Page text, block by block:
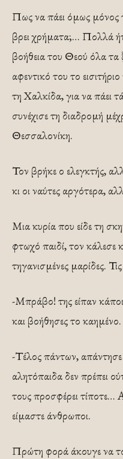
Πως να πάει όμως μόνος
βρει χρήματα;… Πολλά
βοήθεια του Θεού όλα τα
αφεντικό του το
τη Χαλκίδα, για να πάει
συνέχισε τη διαδρομή
Θεσσαλονίκη.
Τον βρήκε ο ελεγκτής,
κι οι ναύτες αργότερα,
Μια κυρία που είδε τη
φτωχό παιδί, τον κάλεσε
τηγανισμένες μαρίδες.
-Μπράβο! της είπαν
και βοήθησες το καημένο.
-Τέλος πάντων, απάντησε
αλητόπαιδα δεν πρέπει
τους προσφέρει
είμαστε άνθρωποι.
Πρώτη φορά άκουγε να